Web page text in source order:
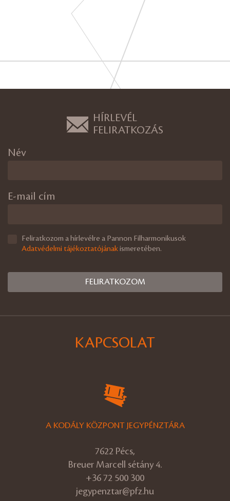
HÍRLEVÉL
FELIRATKOZÁS
Név
E-mail cím
Feliratkozom a hírlevélre a Pannon Filharmonikusok
Adatvédelmi tájékoztatójánakismeretében.
KAPCSOLAT
A KODÁLY KÖZPONT JEGYPÉNZTÁRA
7622 Pécs,
Breuer Marcell sétány 4.
+36 72 500 300
jegypenztar@pfz.hu